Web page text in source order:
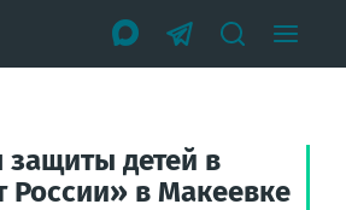
детей в
России» в Макеевке